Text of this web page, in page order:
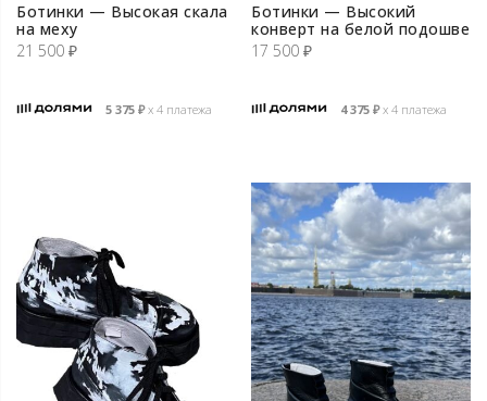
Ботинки — Высокая скала
на меху
21 500 ₽
5 375 ₽х 4 платежа
Ботинки — Высокий
конверт на белой подошве
17 500 ₽
4 375 ₽х 4 платежа